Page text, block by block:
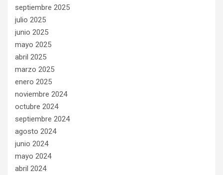
septiembre 2025
julio 2025
junio 2025
mayo 2025
abril 2025
marzo 2025
enero 2025
noviembre 2024
octubre 2024
septiembre 2024
agosto 2024
junio 2024
mayo 2024
abril 2024